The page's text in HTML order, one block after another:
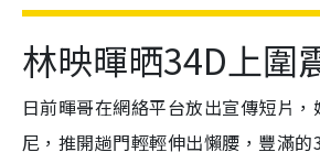
林映暉晒34D上圍
日前暉哥在網絡平台放出宣傳短片
尼，推開趟門輕輕伸出懶腰，豐滿